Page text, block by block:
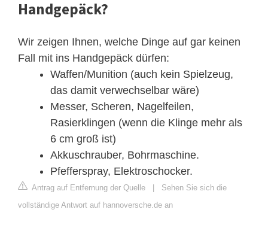
Handgepäck?
Wir zeigen Ihnen, welche Dinge auf gar keinen
Fall mit ins Handgepäck dürfen:
Waffen/Munition (auch kein Spielzeug,
das damit verwechselbar wäre)
Messer, Scheren, Nagelfeilen,
Rasierklingen (wenn die Klinge mehr als
6 cm groß ist)
Akkuschrauber, Bohrmaschine.
Pfefferspray, Elektroschocker.
Antrag auf Entfernung der Quelle | Sehen Sie sich die
vollständige Antwort auf hannoversche.de an